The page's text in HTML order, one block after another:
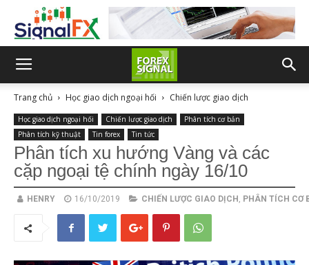
Trang chủ Học giao dịch ngoại hối Chiến lược giao dịch
Học giao dịch ngoại hối Chiến lược giao dịch
Phân tích cơ bản
Phân tích kỹ thuật
Tin forex Tin tức
Phân tích xu hướng Vàng và các
cặp ngoại tệ chính ngày 16/10
HENRY 16/10/2019 CHIẾN LƯỢC GIAO DỊCH , PHÂN TÍCH CƠ